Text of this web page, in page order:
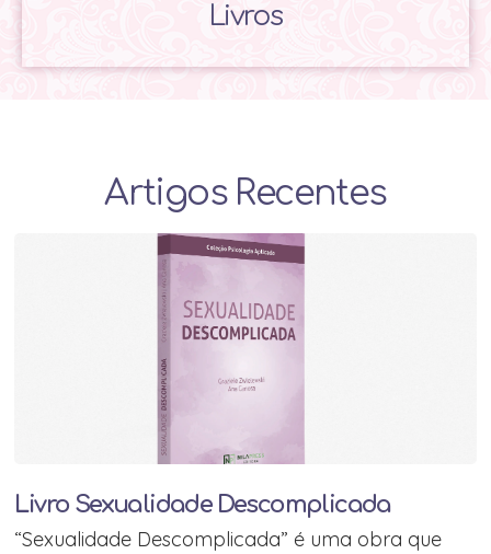
Livros
Artigos Recentes
Livro Sexualidade Descomplicada
“Sexualidade Descomplicada” é uma obra que